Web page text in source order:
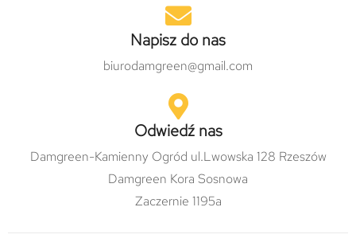
Napisz do nas
biurodamgreen@gmail.com
Odwiedź nas
Damgreen-Kamienny Ogród ul.Lwowska 128 Rzeszów
Damgreen Kora Sosnowa
Zaczernie 1195a